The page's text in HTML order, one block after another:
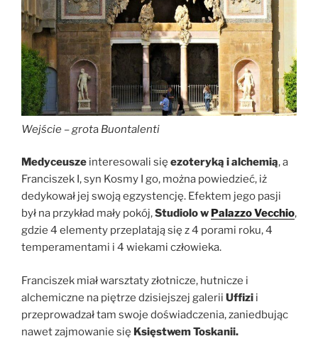
Wejście – grota Buontalenti
Medyceusze interesowali się ezoteryką i alchemią, a
Franciszek I, syn Kosmy I go, można powiedzieć, iż
dedykował jej swoją egzystencję. Efektem jego pasji
był na przykład mały pokój,Studiolo w Palazzo Vecchio,
gdzie 4 elementy przeplatają się z 4 porami roku, 4
temperamentami i 4 wiekami człowieka.
Franciszek miał warsztaty złotnicze, hutnicze i
alchemiczne na piętrze dzisiejszej galerii Uffizi i
przeprowadzał tam swoje doświadczenia, zaniedbując
nawet zajmowanie się Księstwem Toskanii.